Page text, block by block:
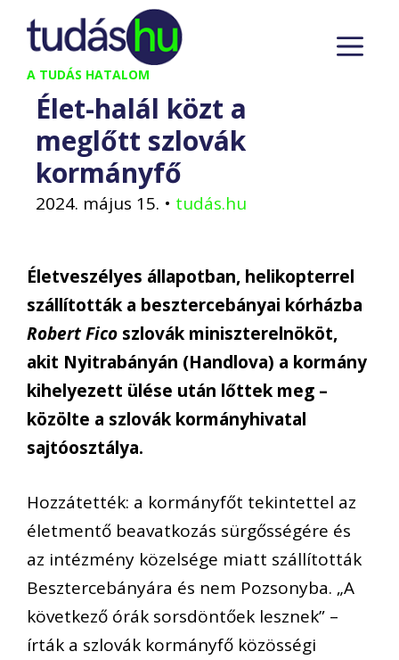
Kilépés
tartalomba
A TUDÁS HATALOM
Élet-halál közt a
meglőtt szlovák
kormányfő
2024. május 15. • tudás.hu
Életveszélyes állapotban, helikopterrel
szállították a besztercebányai kórházba
Robert Fico szlovák miniszterelnököt,
akit Nyitrabányán (Handlova) a kormány
kihelyezett ülése után lőttek meg –
közölte a szlovák kormányhivatal
sajtóosztálya.
Hozzátették: a kormányfőt tekintettel az
életmentő beavatkozás sürgősségére és
az intézmény közelsége miatt szállították
Besztercebányára és nem Pozsonyba. „A
következő órák sorsdöntőek lesznek” –
írták a szlovák kormányfő közösségi